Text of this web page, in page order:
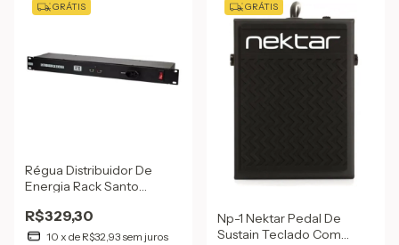
GRÁTIS
Régua Distribuidor De
Energia Rack Santo
R$329,30
10 x de R$32,93 sem juros
GRÁTIS
Np-1 Nektar Pedal De
Sustain Teclado Com